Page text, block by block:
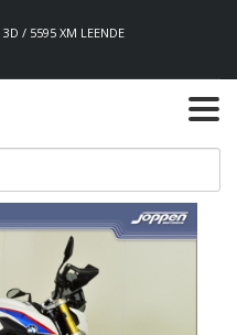
3D / 5595 XM LEENDE